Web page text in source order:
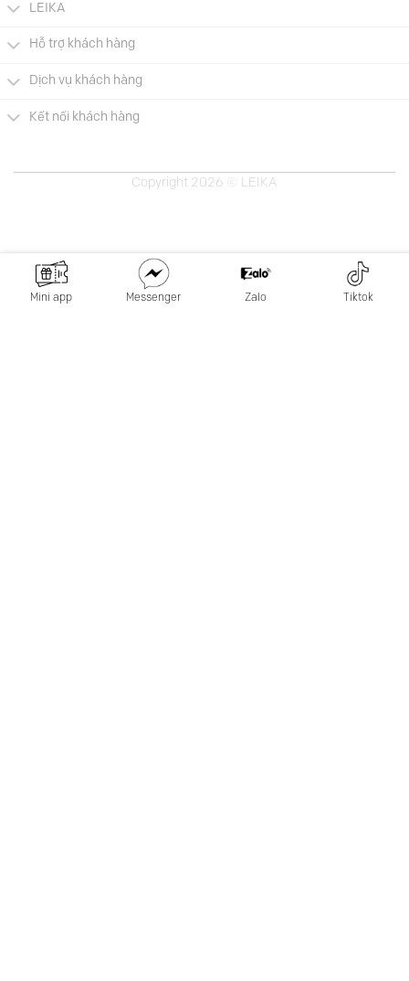
LEIKA
Hỗ trợ khách hàng
Dịch vụ khách hàng
Kết nối khách hàng
Copyright 2026 © LEIKA
Mini app Messenger Zalo Tiktok